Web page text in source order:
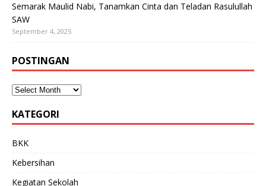
Semarak Maulid Nabi, Tanamkan Cinta dan Teladan Rasulullah
SAW
September 4, 2025
POSTINGAN
KATEGORI
BKK
Kebersihan
Kegiatan Sekolah